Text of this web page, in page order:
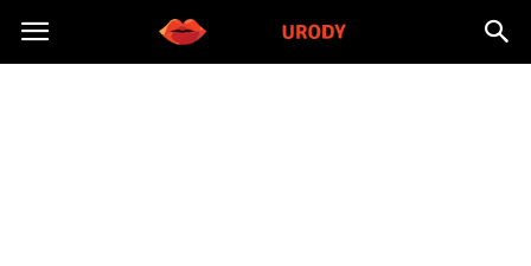
Morzeurody.pl